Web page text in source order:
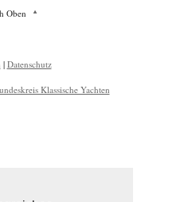
Oben
| Datenschutz
Klassische Yachten